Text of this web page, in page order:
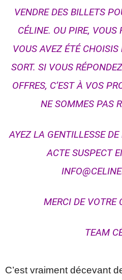
VENDRE DES BILLETS
CÉLINE. OU PIRE, VOUS
VOUS AVEZ ÉTÉ CHOISIS
SORT. SI VOUS
OFFRES, C’EST À VOS
NE SOMMES PAS
AYEZ LA GENTILLESSE
ACTE SUSPECT
MERCI DE VOTRE
TEAM
C’est vraiment décevant